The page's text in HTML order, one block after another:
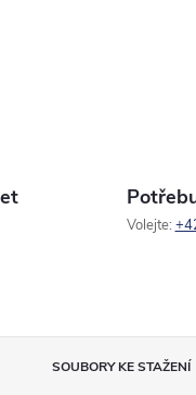
Volejte:
SOUBORY KE STAŽENÍ